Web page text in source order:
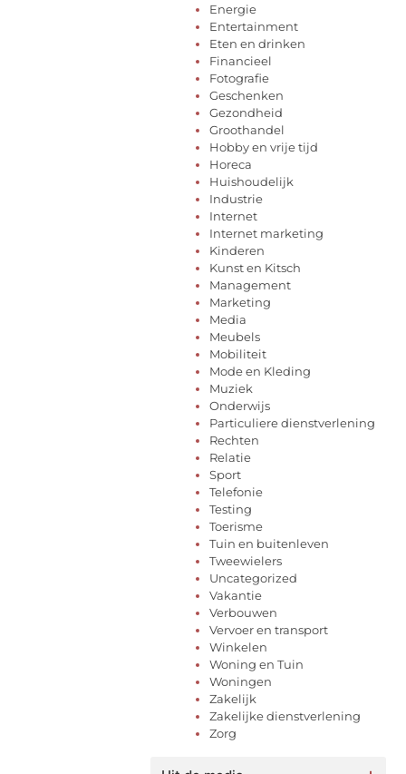
Energie
Entertainment
Eten en drinken
Financieel
Fotografie
Geschenken
Gezondheid
Groothandel
Hobby en vrije tijd
Horeca
Huishoudelijk
Industrie
Internet
Internet marketing
Kinderen
Kunst en Kitsch
Management
Marketing
Media
Meubels
Mobiliteit
Mode en Kleding
Muziek
Onderwijs
Particuliere dienstverlening
Rechten
Relatie
Sport
Telefonie
Testing
Toerisme
Tuin en buitenleven
Tweewielers
Uncategorized
Vakantie
Verbouwen
Vervoer en transport
Winkelen
Woning en Tuin
Woningen
Zakelijk
Zakelijke dienstverlening
Zorg